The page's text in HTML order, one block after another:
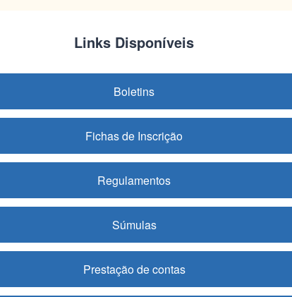
Links Disponíveis
Boletins
Fichas de Inscrição
Regulamentos
Súmulas
Prestação de contas